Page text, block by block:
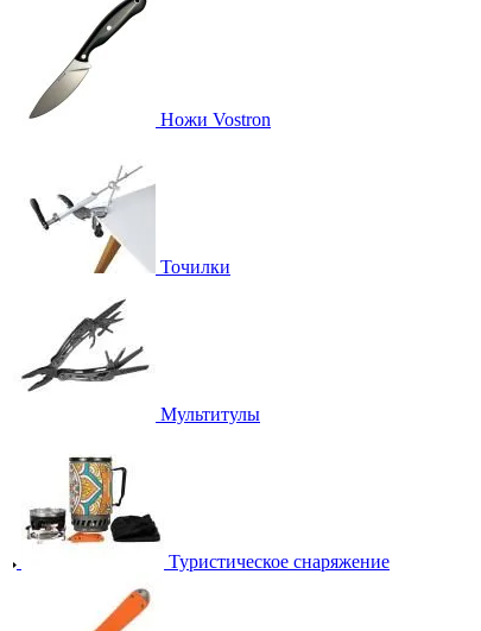
Ножи Vostron
Точилки
Мультитулы
Туристическое снаряжение